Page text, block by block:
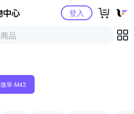
Yahoo購物中心登入
微單-M43